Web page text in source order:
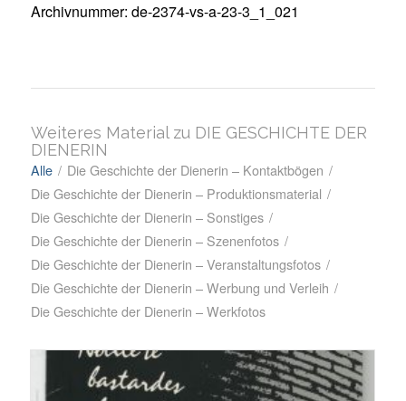
Archivnummer: de-2374-vs-a-23-3_1_021
Weiteres Material zu DIE GESCHICHTE DER
DIENERIN
Alle / Die Geschichte der Dienerin – Kontaktbögen /
Die Geschichte der Dienerin – Produktionsmaterial /
Die Geschichte der Dienerin – Sonstiges /
Die Geschichte der Dienerin – Szenenfotos /
Die Geschichte der Dienerin – Veranstaltungsfotos /
Die Geschichte der Dienerin – Werbung und Verleih /
Die Geschichte der Dienerin – Werkfotos